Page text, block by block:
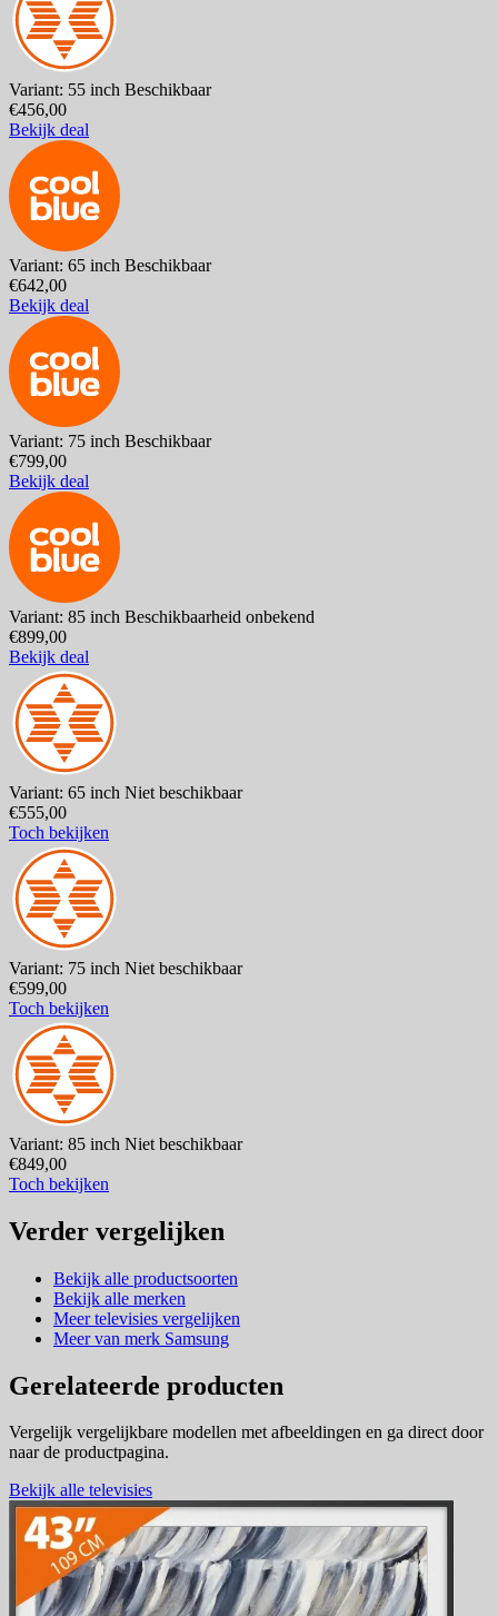
Variant: 55 inch Beschikbaar
€456,00
Bekijk deal
Variant: 65 inch Beschikbaar
€642,00
Bekijk deal
Variant: 75 inch Beschikbaar
€799,00
Bekijk deal
Variant: 85 inch Beschikbaarheid onbekend
€899,00
Bekijk deal
Variant: 65 inch Niet beschikbaar
€555,00
Toch bekijken
Variant: 75 inch Niet beschikbaar
€599,00
Toch bekijken
Variant: 85 inch Niet beschikbaar
€849,00
Toch bekijken
Verder vergelijken
Bekijk alle productsoorten
Bekijk alle merken
Meer televisies vergelijken
Meer van merk Samsung
Gerelateerde producten
Vergelijk vergelijkbare modellen met afbeeldingen en ga direct door
naar de productpagina.
Bekijk alle televisies